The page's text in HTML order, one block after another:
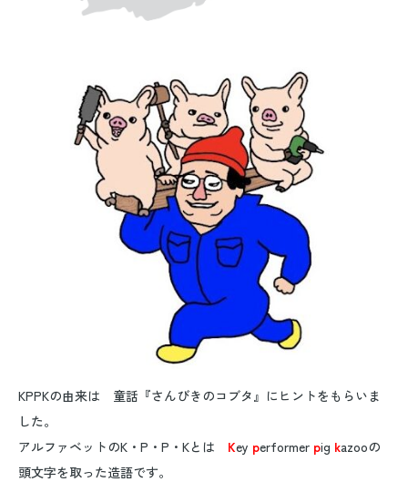
KPPKの由来は 童話『さんびきのコブタ』にヒントをもらいま
した。
アルファベットのK・P・P・Kとは Key performer pig kazooの
頭文字を取った造語です。